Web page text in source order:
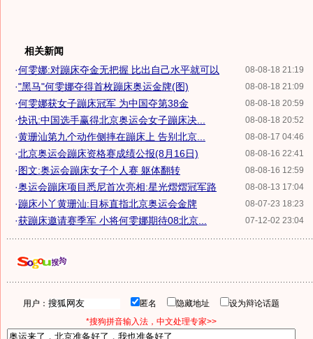
相关新闻
08-08-18 21:19
·何雯娜:对蹦床夺金无把握 比出自己水平就可以
08-08-18 21:09
·"黑马"何雯娜夺得首枚蹦床奥运金牌(图)
08-08-18 20:59
·何雯娜获女子蹦床冠军 为中国夺第38金
08-08-18 20:52
·快讯:中国选手赢得北京奥运会女子蹦床决...
08-08-17 04:46
·黄珊汕第九个动作侧摔在蹦床上 告别北京...
08-08-16 22:41
·北京奥运会蹦床资格赛成绩公报(8月16日)
08-08-16 12:59
·图文:奥运会蹦床女子个人赛 躯体翻转
08-08-13 17:04
·奥运会蹦床项目悉尼首次亮相:星光熠熠冠军路
08-07-23 18:23
·蹦床小丫黄珊汕:目标直指北京奥运会金牌
07-12-02 23:04
·获蹦床邀请赛季军 小将何雯娜期待08北京...
用户： 匿名 隐藏地址
设为辩论话题
*搜狗拼音输入法，中文处理专家>>